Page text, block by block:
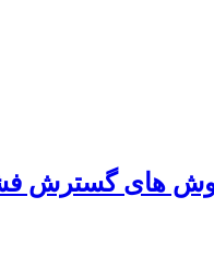
روش های گسترش